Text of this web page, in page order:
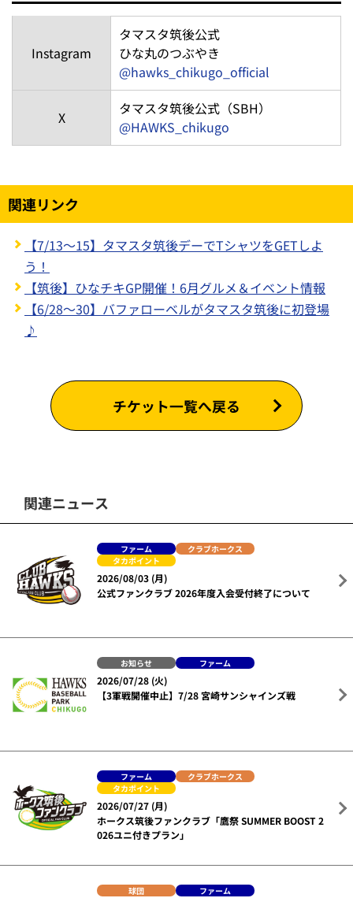
Instagram
タマスタ筑後公式
ひな丸のつぶやき
@hawks_chikugo_official
X
タマスタ筑後公式（SBH）
@HAWKS_chikugo
関連リンク
【7/13～15】タマスタ筑後デーでTシャツをGETしよ
う！
【筑後】ひなチキGP開催！6月グルメ＆イベント情報
【6/28～30】バファローベルがタマスタ筑後に初登場
♪
チケット一覧へ戻る
関連ニュース
ファーム
クラブホークス
タカポイント
2026/08/03 (月)
公式ファンクラブ 2026年度入会受付終了について
お知らせ ファーム
2026/07/28 (火)
【3軍戦開催中止】7/28 宮崎サンシャインズ戦
ファーム
クラブホークス
タカポイント
2026/07/27 (月)
ホークス筑後ファンクラブ「鷹祭 SUMMER BOOST 2
026ユニ付きプラン」
球団 ファーム